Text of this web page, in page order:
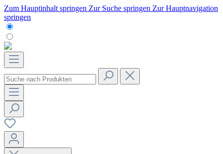
Zum Hauptinhalt springen Zur Suche springen Zur Hauptnavigation
springen